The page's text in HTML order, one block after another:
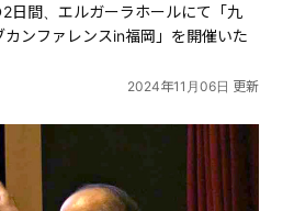
日間、エルガーラホールにて「九
ンファレンスin福岡」を開催いた
2024年11月06日 更新